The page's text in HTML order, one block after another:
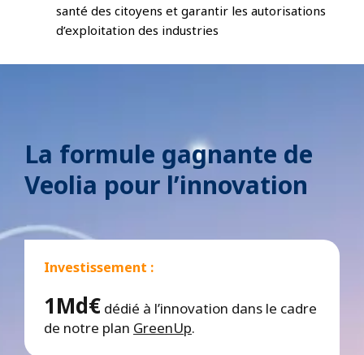
santé des citoyens et garantir les autorisations
d’exploitation des industries
La formule gagnante de
Veolia pour l’innovation
Investissement :
1Md€ dédié à l’innovation dans le cadre
de notre plan GreenUp.